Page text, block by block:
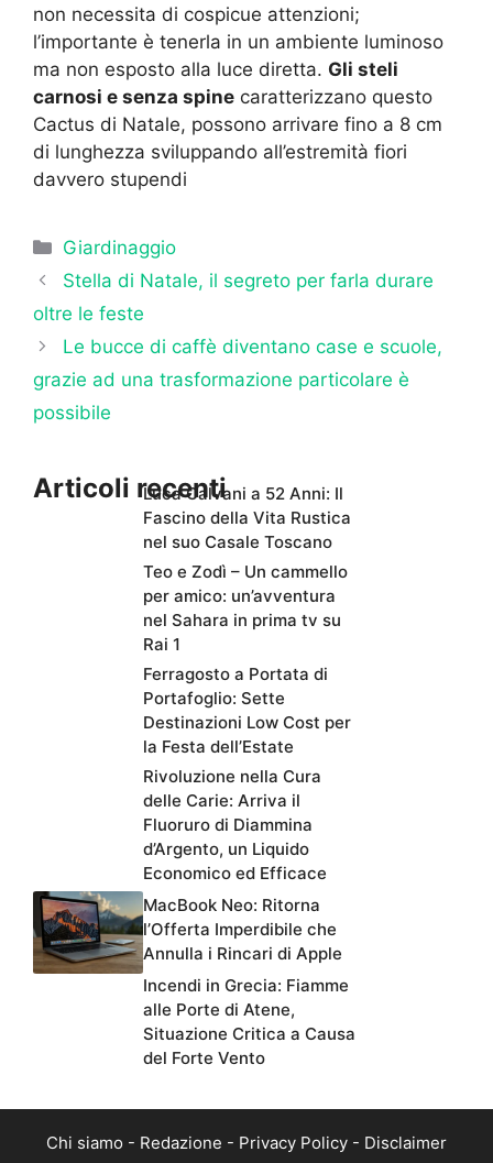
non necessita di cospicue attenzioni;
l’importante è tenerla in un ambiente luminoso
ma non esposto alla luce diretta. Gli steli
carnosi e senza spine caratterizzano questo
Cactus di Natale, possono arrivare fino a 8 cm
di lunghezza sviluppando all’estremità fiori
davvero stupendi
Categorie
Giardinaggio
Stella di Natale, il segreto per farla durare
oltre le feste
Le bucce di caffè diventano case e scuole,
grazie ad una trasformazione particolare è
possibile
Articoli recentiLuca Calvani a 52 Anni: Il
Fascino della Vita Rustica
nel suo Casale Toscano
Teo e Zodì – Un cammello
per amico: un’avventura
nel Sahara in prima tv su
Rai 1
Ferragosto a Portata di
Portafoglio: Sette
Destinazioni Low Cost per
la Festa dell’Estate
Rivoluzione nella Cura
delle Carie: Arriva il
Fluoruro di Diammina
d’Argento, un Liquido
Economico ed Efficace
MacBook Neo: Ritorna
l’Offerta Imperdibile che
Annulla i Rincari di Apple
Incendi in Grecia: Fiamme
alle Porte di Atene,
Situazione Critica a Causa
del Forte Vento
Chi siamo - Redazione - Privacy Policy - Disclaimer